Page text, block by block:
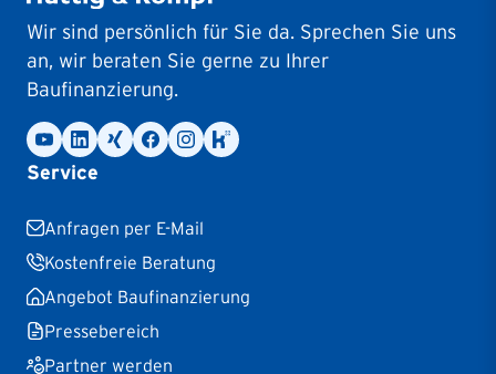
Filiale Lüneburg
Auf dem Meere 9
21335 Lüneburg
Filiale Mainz
Badergasse 3
Filiale Mannheim
Hermsheimer Straße 3
68163 Mannheim
Filiale Mönchengladbach
Wir sind persönlich für Sie da. Sprechen Sie uns
an, wir beraten Sie gerne zu Ihrer
Baufinanzierung.
Service
Anfragen per E-Mail
Kostenfreie Beratung
Angebot Baufinanzierung
Pressebereich
Partner werden